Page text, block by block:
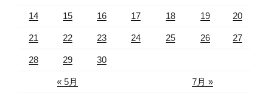
« 5月 7月 »
14 15 16 17 18 19 20
21 22 23 24 25 26 27
28 29 30